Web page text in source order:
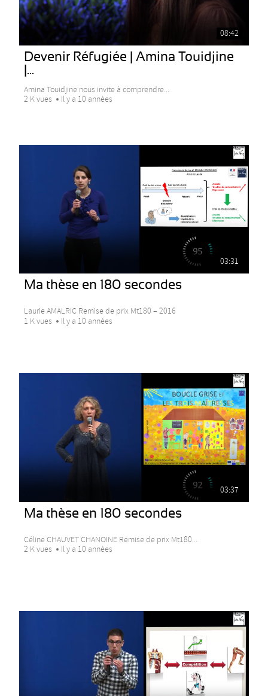
08:42
Devenir Réfugiée | Amina Touidjine
|...
Amina Touidjine nous invite à comprendre...
2 K vues
Il y a 10 années
03:31
Ma thèse en 180 secondes
Laurie AMALRIC Remise de prix Mt180 – 2016
1 K vues
Il y a 10 années
03:37
Ma thèse en 180 secondes
Céline CHAUVET CHANOINE Remise de prix Mt180...
2 K vues
Il y a 10 années